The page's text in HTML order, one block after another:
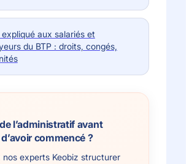
expliqué aux salariés et
du BTP : droits, congés,
l’administratif avant
commencé ?
nos experts Keobiz structurer